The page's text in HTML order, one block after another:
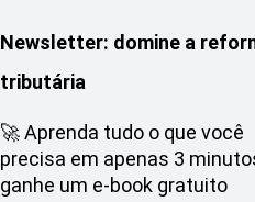
Newsletter: domine a
tributária
🚀 Aprenda tudo o que você
precisa em apenas 3
ganhe um e-book gratuito